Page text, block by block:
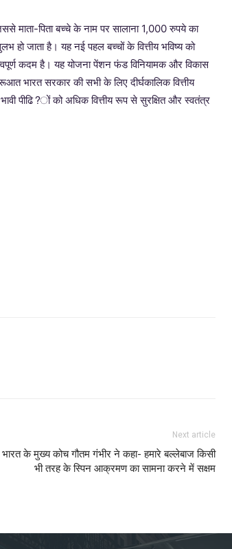
माता-पिता बच्चे के नाम पर सालाना 1,000 रुपये का
हो जाता है। यह नई पहल बच्चों के वित्तीय भविष्य को
कदम है। यह योजना पेंशन फंड विनियामक और विकास
भारत सरकार की सभी के लिए दीर्घकालिक वित्तीय
भावी पीढि?ों को अधिक वित्तीय रूप से सुरक्षित और स्वतंत्र
Next article
भारत के मुख्य कोच गौतम गंभीर ने कहा- हमारे बल्लेबाज किसी
भी तरह के स्पिन आक्रमण का सामना करने में सक्षम